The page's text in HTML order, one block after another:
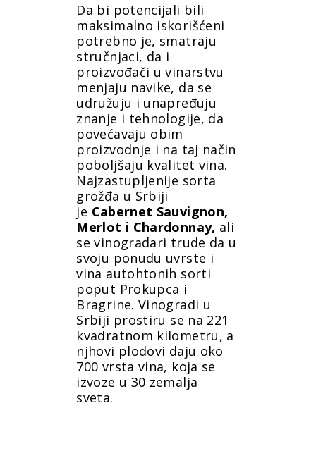
Da bi potencijali bili
maksimalno iskorišćeni
potrebno je, smatraju
stručnjaci, da i
proizvođači u vinarstvu
menjaju navike, da se
udružuju i unapređuju
znanje i tehnologije, da
povećavaju obim
proizvodnje i na taj način
poboljšaju kvalitet vina.
Najzastupljenije sorta
grožđa u Srbiji
je Cabernet Sauvignon,
Merlot i Chardonnay, ali
se vinogradari trude da u
svoju ponudu uvrste i
vina autohtonih sorti
poput Prokupca i
Bragrine.Vinogradi u
Srbiji prostiru se na 221
kvadratnom kilometru, a
njhovi plodovi daju oko
700 vrsta vina, koja se
izvoze u 30 zemalja
sveta.